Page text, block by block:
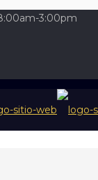
3:00pm